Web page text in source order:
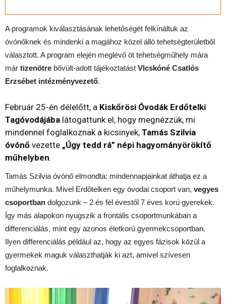
A programok kiválasztásának lehetőségét felkínáltuk az
óvónőknek és mindenki a magához közel álló tehetségterületből
választott. A program elején meglévő öt tehetségműhely mára
már tizenötre bővült-adott tájékoztatást Vlcskóné Csatlós
Erzsébet intézményvezető.
Február 25-én délelőtt, a Kiskőrösi Óvodák Erdőtelki
Tagóvodájába látogattunk el, hogy megnézzük, mi
mindennel foglalkoznak a kicsinyek, Tamás Szilvia
óvónő vezette „Úgy tedd rá” népi hagyományörökítő
műhelyben.
Tamás Szilvia óvónő elmondta: mindennapjainkat áthatja ez a
műhelymunka. Mivel Erdőtelken egy óvodai csoport van, vegyes
csoportban dolgozunk – 2 és fél évestől 7 éves korú gyerekek.
Így más alapokon nyugszik a frontális csoportmunkában a
differenciálás, mint egy azonos életkorú gyermekcsoportban.
Ilyen differenciálás például az, hogy az egyes fázisok közül a
gyermekek maguk választhatják ki azt, amivel szívesen
foglalkoznak.